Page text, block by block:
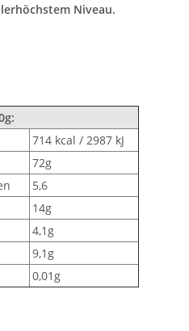
Niveau.
714 kcal / 2987 kJ
72g
5,6
14g
4,1g
9,1g
0,01g